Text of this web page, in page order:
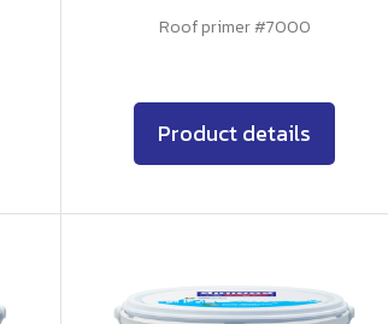
Roof primer #7000
Product details